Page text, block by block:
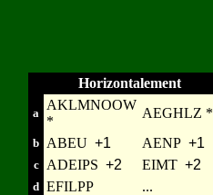
Horizontalement
a
AKLMNOOW
*
AEGHLZ *
b ABEU +1 AENP +1
c ADEIPS +2 EIMT +2
d EFILPP ...